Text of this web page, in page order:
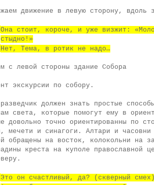
движение в левую сторону, вдоль
Она стоит, короче, и уже визжит:
стыдно!»
Нет, Тема, в ротик не надо…
с левой стороны здание Собора
экскурсии по собору.
должен знать простые
света, которые помогут ему в
довольно точно ориентированны по
мечети и синагоги. Алтари и часовни
обращены на восток, колокольни на
креста на куполе православной
Это он счастливый, да? (скверный